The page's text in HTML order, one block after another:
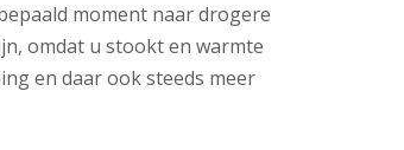
moment naar drogere
omdat u stookt en warmte
en daar ook steeds meer